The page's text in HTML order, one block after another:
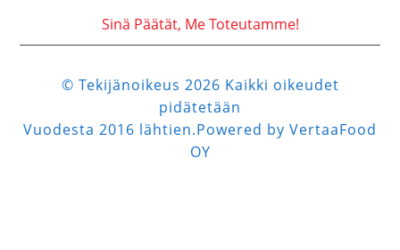
Sinä Päätät, Me Toteutamme!
© Tekijänoikeus 2026 Kaikki oikeudet
pidätetään
Vuodesta 2016 lähtien.Powered by VertaaFood
OY